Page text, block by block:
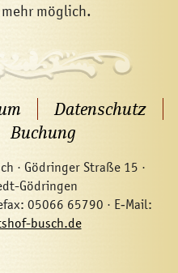
möglich.
Datenschutz
Buchung
· Gödringer Straße 15 ·
Gödringen
05066 65790 · E‑Mail:
busch.de